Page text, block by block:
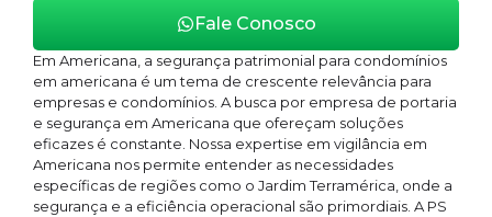
Fale Conosco
Em Americana, a segurança patrimonial para condomínios
em americana é um tema de crescente relevância para
empresas e condomínios. A busca por empresa de portaria
e segurança em Americana que ofereçam soluções
eficazes é constante. Nossa expertise em vigilância em
Americana nos permite entender as necessidades
específicas de regiões como o Jardim Terramérica, onde a
segurança e a eficiência operacional são primordiais. A PS